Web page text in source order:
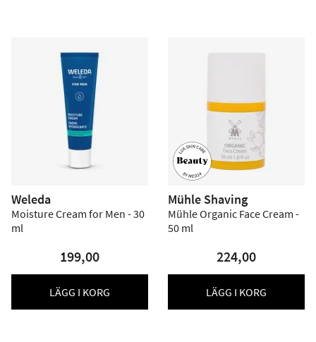
Weleda
Moisture Cream for Men - 30
ml
199,00
LÄGG I KORG
Mühle Shaving
Mühle Organic Face Cream -
50 ml
224,00
LÄGG I KORG